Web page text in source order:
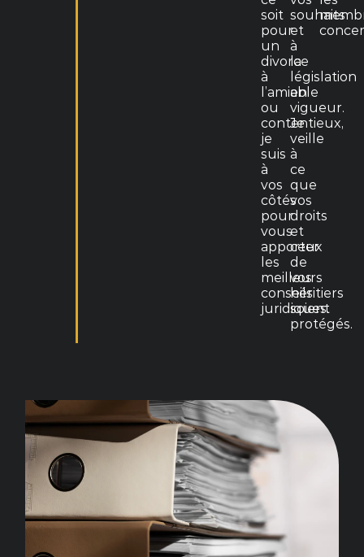
soit
pour
un
divorce
à
l’amiable
ou
contentieux,
je
suis
à
vos
côtés
pour
vous
apporter
les
meilleurs
conseils
juridiques.
souhaits
et
à
la
législation
en
vigueur.
Je
veille
à
ce
que
vos
droits
et
ceux
de
vos
héritiers
soient
protégés.